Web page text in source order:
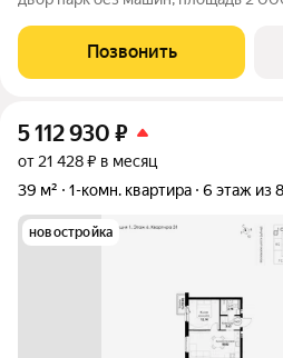
спортивные зоны ландшафтное
высшем уровне: система
Позвонить
5 112 930 ₽
от 21 428 ₽ в месяц
39 м²
1-комн. квартира 6 этаж из 8
новостройка